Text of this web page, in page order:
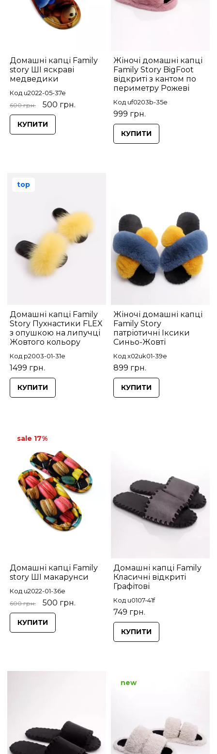
Домашні капці Family
story ШІ яскраві
медведики
Код u2022-05-37e
600 грн. 500 грн.
КУПИТИ
Жіночі домашні капці
Family Story BigFoot
відкриті з кантом по
периметру Рожеві
Код uf0203b-35e
999 грн.
КУПИТИ
Домашні капці Family
Story Пухнастики FLEX
з опушкою на липучці
Жовтого кольору
Код p2003-01-31e
1499 грн.
top
КУПИТИ
Жіночі домашні капці
Family Story
патріотичні Іксики
Синьо-Жовті
Код x02uk01-39e
899 грн.
КУПИТИ
Домашні капці Family
story ШІ макарунси
Код u2022-01-36e
600 грн. 500 грн.
sale 17%
КУПИТИ
Домашні капці Family
Класичні відкриті
Графітові
Код u0107-41f
749 грн.
КУПИТИ
new